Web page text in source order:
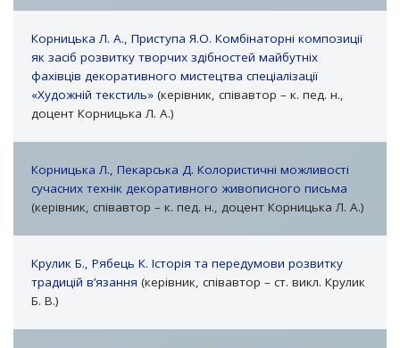
Корницька Л. А., Приступа Я.О. Комбінаторні композиції
як засіб розвитку творчих здібностей майбутніх
фахівців декоративного мистецтва спеціалізації
«Художній текстиль» (керівник, співавтор – к. пед. н.,
доцент Корницька Л. А.)
Корницька Л., Пекарська Д. Колористичні можливості
сучасних технік декоративного живописного письма
(керівник, співавтор – к. пед. н., доцент Корницька Л. А.)
Крулик Б., Рябець К. Історія та передумови розвитку
традицій в’язання (керівник, співавтор – ст. викл. Крулик
Б. В.)